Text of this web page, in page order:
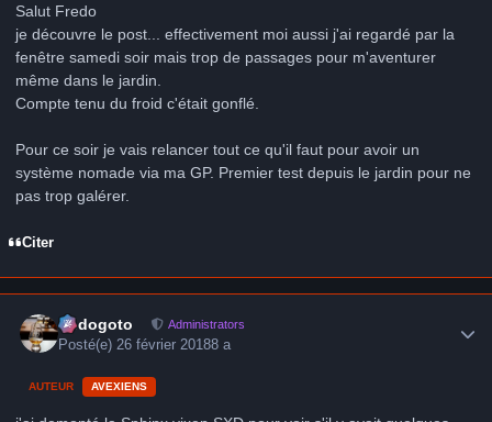
Salut Fredo
je découvre le post... effectivement moi aussi j'ai regardé par la
fenêtre samedi soir mais trop de passages pour m'aventurer
même dans le jardin.
Compte tenu du froid c'était gonflé.
Pour ce soir je vais relancer tout ce qu'il faut pour avoir un
système nomade via ma GP. Premier test depuis le jardin pour ne
pas trop galérer.
Citer
frédogoto Administrators
Posté(e) 26 février 20188 a
AUTEUR AVEXIENS